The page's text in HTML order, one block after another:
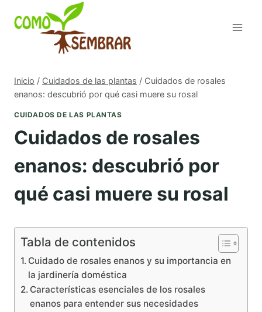
Inicio / Cuidados de las plantas / Cuidados de rosales
enanos: descubrió por qué casi muere su rosal
CUIDADOS DE LAS PLANTAS
Cuidados de rosales
enanos: descubrió por
qué casi muere su rosal
Tabla de contenidos
Cuidado de rosales enanos y su importancia en
la jardinería doméstica
Características esenciales de los rosales
enanos para entender sus necesidades